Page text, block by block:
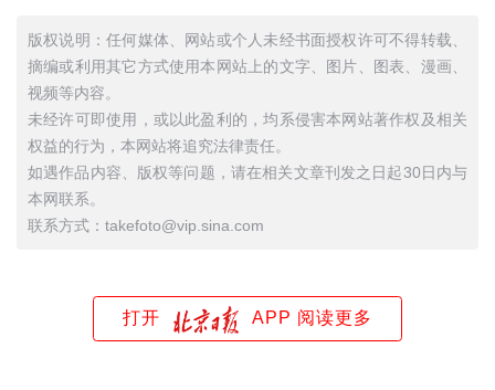
版权说明：任何媒体、网站或个人未经书面授权许可不得转载、
摘编或利用其它方式使用本网站上的文字、图片、图表、漫画、
视频等内容。
未经许可即使用，或以此盈利的，均系侵害本网站著作权及相关
权益的行为，本网站将追究法律责任。
如遇作品内容、版权等问题，请在相关文章刊发之日起30日内与
本网联系。
联系方式：takefoto@vip.sina.com
打开 APP 阅读更多